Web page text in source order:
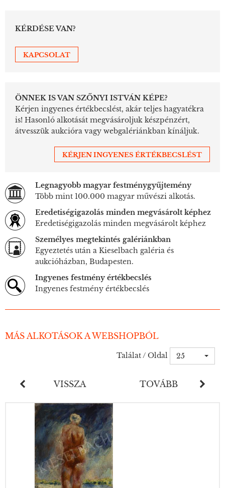
KÉRDÉSE VAN?
KAPCSOLAT
ÖNNEK IS VAN SZŐNYI ISTVÁN KÉPE?
Kérjen ingyenes értékbecslést, akár teljes hagyatékra
is! Hasonló alkotását megvásároljuk készpénzért,
átvesszük aukcióra vagy webgalériánkban kínáljuk.
KÉRJEN INGYENES ÉRTÉKBECSLÉST
Legnagyobb magyar festménygyűjtemény
Több mint 100.000 magyar művészi alkotás.
Eredetiségigazolás minden megvásárolt képhez
Eredetiségigazolás minden megvásárolt képhez
Személyes megtekintés galériánkban
Egyeztetés után a Kieselbach galéria és
aukcióházban, Budapesten.
Ingyenes festmény értékbecslés
Ingyenes festmény értékbecslés
MÁS ALKOTÁSOK A WEBSHOPBÓL
Találat / Oldal 25
VISSZA TOVÁBB